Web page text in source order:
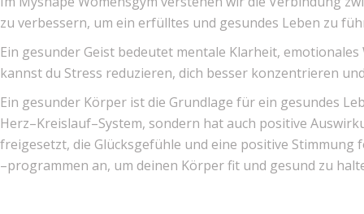
zu verbessern, um ein erfülltes und gesundes Leben zu
Ein gesunder Geist bedeutet mentale Klarheit,
kannst du Stress reduzieren, dich besser konzentrieren
Ein gesunder Körper ist die Grundlage für ein gesundes
Herz–Kreislauf–System, sondern hat auch positive
freigesetzt, die Glücksgefühle und eine positive Stimmung
–programmen an, um deinen Körper fit und gesund zu